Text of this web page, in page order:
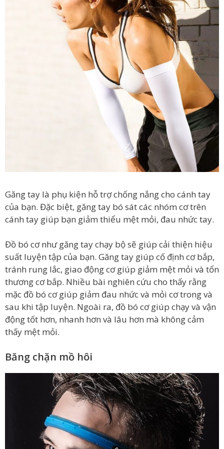
Găng tay là phụ kiện hỗ trợ chống nắng cho cánh tay
của bạn. Đặc biệt, găng tay bó sát các nhóm cơ trên
cánh tay giúp bạn giảm thiểu mệt mỏi, đau nhức tay.
Đồ bó cơ như găng tay chạy bộ sẽ giúp cải thiện hiệu
suất luyện tập của bạn. Găng tay giúp cố định cơ bắp,
tránh rung lắc, giao động cơ giúp giảm mệt mỏi và tổn
thương cơ bắp. Nhiều bài nghiên cứu cho thấy rằng
mặc đồ bó cơ giúp giảm đau nhức và mỏi cơ trong và
sau khi tập luyện. Ngoài ra, đồ bó cơ giúp chạy và vận
động tốt hơn, nhanh hơn và lâu hơn mà không cảm
thấy mệt mỏi.
Băng chặn mồ hôi